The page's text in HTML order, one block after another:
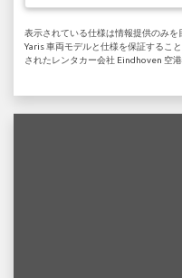
表示されている仕様は情報提供のみ
Yaris 車両モデルと仕様を保証するこ
されたレンタカー会社 Eindhoven 空